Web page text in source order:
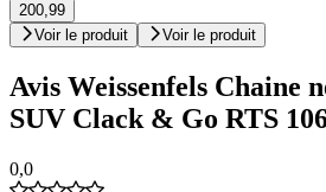
200,99
Voir le produit
Voir le produit
Avis Weissenfels Chaine
SUV Clack & Go RTS
0,0